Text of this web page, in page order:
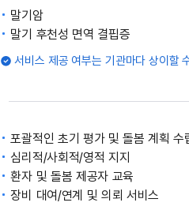
말기암
말기 후천성 면역 결핍증
서비스 제공 여부는 기관마다 상이할
포괄적인 초기 평가 및 돌봄 계획 수
심리적/사회적/영적 지지
환자 및 돌봄 제공자 교육
장비 대여/연계 및 의뢰 서비스